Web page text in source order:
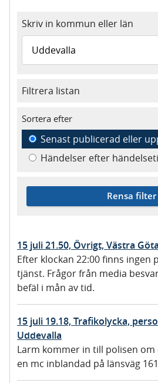
Skriv in kommun eller län
Filtrera listan
Sortera efter
Senast publicerad eller
Händelser efter
Rensa filter
15 juli 21.50, Övrigt, Västra
Efter klockan 22:00 finns ingen
tjänst. Frågor från media
befäl i mån av tid.
15 juli 19.18, Trafikolycka,
Uddevalla
Larm kommer in till polisen
en mc inblandad på länsväg